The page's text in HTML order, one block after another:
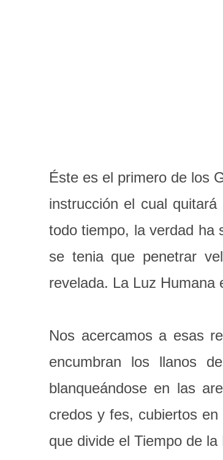
Éste es el primero de los
instrucción el cual
todo tiempo, la verdad ha
se tenia que penetrar
revelada. La Luz Humana
Nos acercamos a esas
encumbran los llanos
blanqueándose en las
credos y fes, cubiertos
que divide el Tiempo de la